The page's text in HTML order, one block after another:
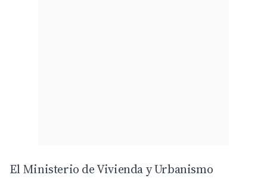
El Ministerio de Vivienda y Urbanismo